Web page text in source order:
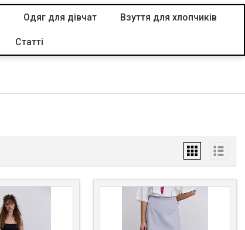
Одяг для дівчат Взуття для хлопчиків
Статті